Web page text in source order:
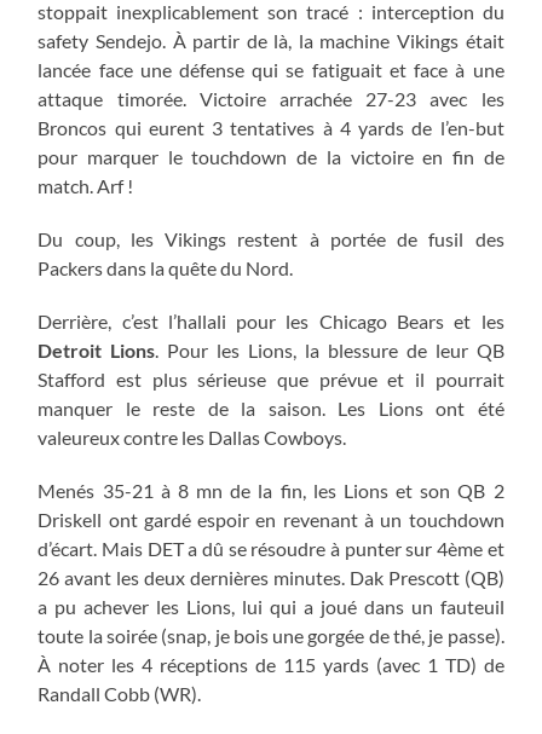
stoppait inexplicablement son tracé : interception du
safety Sendejo. À partir de là, la machine Vikings était
lancée face une défense qui se fatiguait et face à une
attaque timorée. Victoire arrachée 27-23 avec les
Broncos qui eurent 3 tentatives à 4 yards de l’en-but
pour marquer le touchdown de la victoire en fin de
match. Arf !
Du coup, les Vikings restent à portée de fusil des
Packers dans la quête du Nord.
Derrière, c’est l’hallali pour les Chicago Bears et les
Detroit Lions. Pour les Lions, la blessure de leur QB
Stafford est plus sérieuse que prévue et il pourrait
manquer le reste de la saison. Les Lions ont été
valeureux contre les Dallas Cowboys.
Menés 35-21 à 8 mn de la fin, les Lions et son QB 2
Driskell ont gardé espoir en revenant à un touchdown
d’écart. Mais DET a dû se résoudre à punter sur 4ème et
26 avant les deux dernières minutes. Dak Prescott (QB)
a pu achever les Lions, lui qui a joué dans un fauteuil
toute la soirée (snap, je bois une gorgée de thé, je passe).
À noter les 4 réceptions de 115 yards (avec 1 TD) de
Randall Cobb (WR).